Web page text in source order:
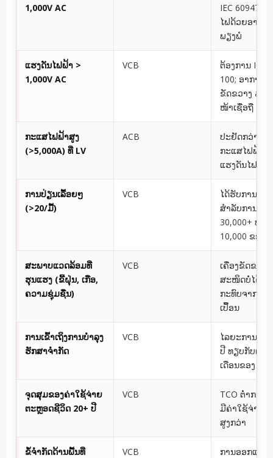
1,000V AC
IEC 60947-
ໄຟດ້ວຍອາກາ
ພຽງພໍ
ແຮງດັນໄຟຟ້າ >
1,000V AC
VCB
ຕ້ອງການ IEC
100; ອາກາດ
ຂັດຂວາງ arc
ໜ້າເຊື່ອຖື
ກະແສໄຟຟ້າສູງ
(>5,000A) ທີ່ LV
ACB
ປະຢັດກວ່າສຳ
ກະແສໄຟຟ້າສູ
ແຮງດັນໄຟຟ້າ
ການປ່ຽນເລື້ອຍໆ
(>20/ມື້)
VCB
ໄດ້ຮັບການຈັດ
ສຳລັບການດຳ
30,000+ ທຽ
10,000 ຂອງ
ສະພາບແວດລ້ອມທີ່
ຮຸນແຮງ (ຂີ້ຝຸ່ນ, ເກືອ,
ຄວາມຊຸ່ມຊື່ນ)
VCB
ເຄື່ອງຂັດຂວາ
ສະໜິດບໍ່ໄດ້ຮັ
ກະທົບຈາກກາ
ເປື້ອນ
ການເຂົ້າເຖິງການບຳລຸງ
ຮັກສາຈຳກັດ
VCB
ໄລຍະການບໍລິ
ປີ ທຽບກັບຕາຕ
ເດືອນຂອງ
ຈຸດສຸມຂອງຄ່າໃຊ້ຈ່າຍ
ຕະຫຼອດຊີວິດ 20+ ປີ
VCB
TCO ຕ່ຳກວ່າ
ມີຄ່າໃຊ້ຈ່າຍເ
ສູງກວ່າ
ຂໍ້ຈຳກັດດ້ານພື້ນທີ່
VCB
ການອອກແບບ